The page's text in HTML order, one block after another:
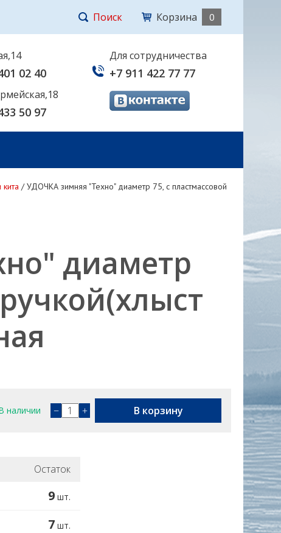
Поиск Корзина 0
02 40
50 97
Для сотрудничества
+7 911 422 77 77
/УДОЧКА зимняя "Техно" диаметр 75, с пластмассовой
диаметр
наличии − + В корзину
Остаток
9 шт.
7 шт.